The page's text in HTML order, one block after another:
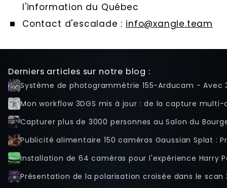
l'information du Québec
Contact d'escalade : info@xangle.team
Derniers articles sur notre blog :
Système de photogrammétrie 155-Arducam - Avec
Mon workflow 3DGS mis à jour : de la capture
Capturer plus de 3000 personnes au Salon du
Publicité alimentaire 150 caméras Gaussian Splat :
Installation de 64 caméras pour l'expérience Harry
Présentation de la polarisation croisée dans le